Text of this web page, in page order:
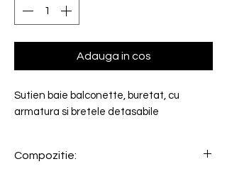
Adauga in cos
Sutien baie balconette, buretat, cu
armatura si bretele detasabile
Compozitie: